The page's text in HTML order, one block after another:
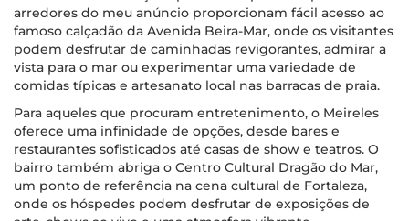
arredores do meu anúncio proporcionam fácil acesso ao
famoso calçadão da Avenida Beira-Mar, onde os visitantes
podem desfrutar de caminhadas revigorantes, admirar a
vista para o mar ou experimentar uma variedade de
comidas típicas e artesanato local nas barracas de praia.
Para aqueles que procuram entretenimento, o Meireles
oferece uma infinidade de opções, desde bares e
restaurantes sofisticados até casas de show e teatros. O
bairro também abriga o Centro Cultural Dragão do Mar,
um ponto de referência na cena cultural de Fortaleza,
onde os hóspedes podem desfrutar de exposições de